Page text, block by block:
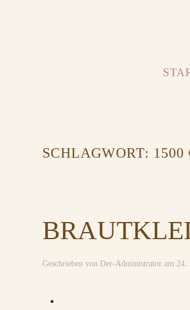
SCHLAGWORT: 1500
Geschrieben von Der-Administrator am 24.